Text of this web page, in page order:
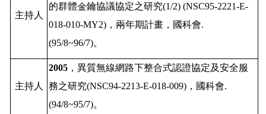
主持人
的群體金鑰協議協定之研究(1/2) (NSC95-2221-E-
018-010-MY2) ，兩年期計畫，國科會.
(95/8~96/7)。
主持人
2005 ，異質無線網路下整合式認證協定及安全服
務之研究(NSC94-2213-E-018-009) ，國科會.
(94/8~95/7)。